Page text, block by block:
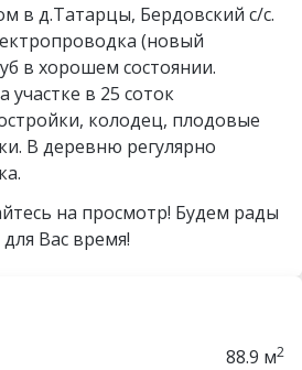
в д.Татарцы, Бердовский с/с.
(новый
в хорошем состоянии.
в 25 соток
колодец, плодовые
В деревню регулярно
на просмотр! Будем рады
Вас время!
88.9 м2